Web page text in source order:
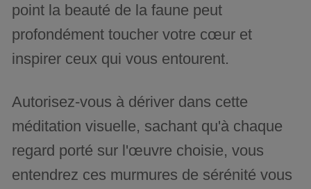
point la beauté de la faune peut
profondément toucher votre cœur et
inspirer ceux qui vous entourent.
Autorisez-vous à dériver dans cette
méditation visuelle, sachant qu'à chaque
regard porté sur l'œuvre choisie, vous
entendrez ces murmures de sérénité vous